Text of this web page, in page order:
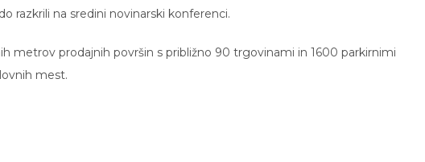
razkrili na sredini novinarski konferenci.
metrov prodajnih površin s približno 90 trgovinami in 1600 parkirnimi
mest.